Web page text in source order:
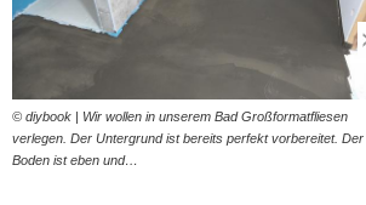
© diybook | Wir wollen in unserem Bad Großformatfliesen
verlegen. Der Untergrund ist bereits perfekt vorbereitet. Der
Boden ist eben und…